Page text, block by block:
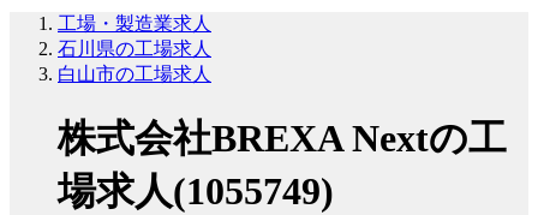
工場・製造業求人
石川県の工場求人
白山市の工場求人
株式会社BREXA Nextの工
場求人(1055749)